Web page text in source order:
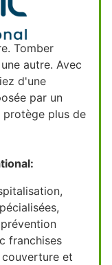
Tomber
autre. Avec
d'une
par un
plus de
franchises
et